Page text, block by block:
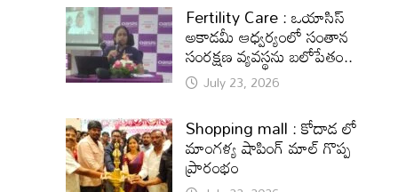
Fertility Care : ఒయాసిస్
అకాడమీ ఆధ్వర్యంలో సంతాన
సంరక్షణ వ్యవస్థను బలోపేతం..
July 23, 2026
Shopping mall : కోదాడ లో
మాంగళ్య షాపింగ్ మాల్ గొప్ప
ప్రారంభం